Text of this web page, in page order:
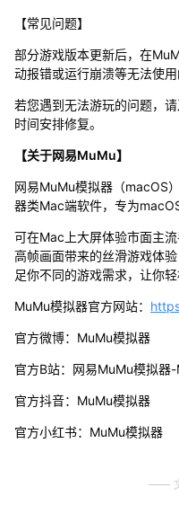
【常见问题】
部分游戏版本更新后，在
动报错或运行崩溃等无法使用
若您遇到无法游玩的问题，
时间安排修复。
【关于网易MuMu】
网易MuMu模拟器（macOS
器类Mac端软件，专为
可在Mac上大屏体验市面主
高帧画面带来的丝滑游戏体
足你不同的游戏需求，让你轻
MuMu模拟器官方网站：
官方微博：MuMu模拟器
官方B站：网易MuMu模拟器
官方抖音：MuMu模拟器
官方小红书：MuMu模拟器